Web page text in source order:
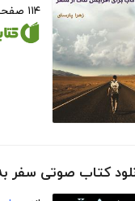
۱۱۴ صفحه
کتاب صوتی سفر